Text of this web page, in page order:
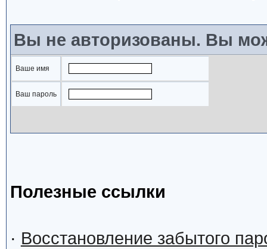
Вы не авторизованы. Вы
Ваше имя
Ваш пароль
Полезные ссылки
· Восстановление забытого